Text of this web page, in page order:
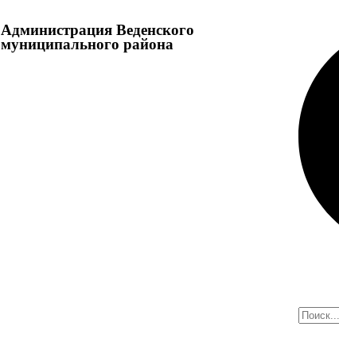
Администрация Веденского
муниципального района